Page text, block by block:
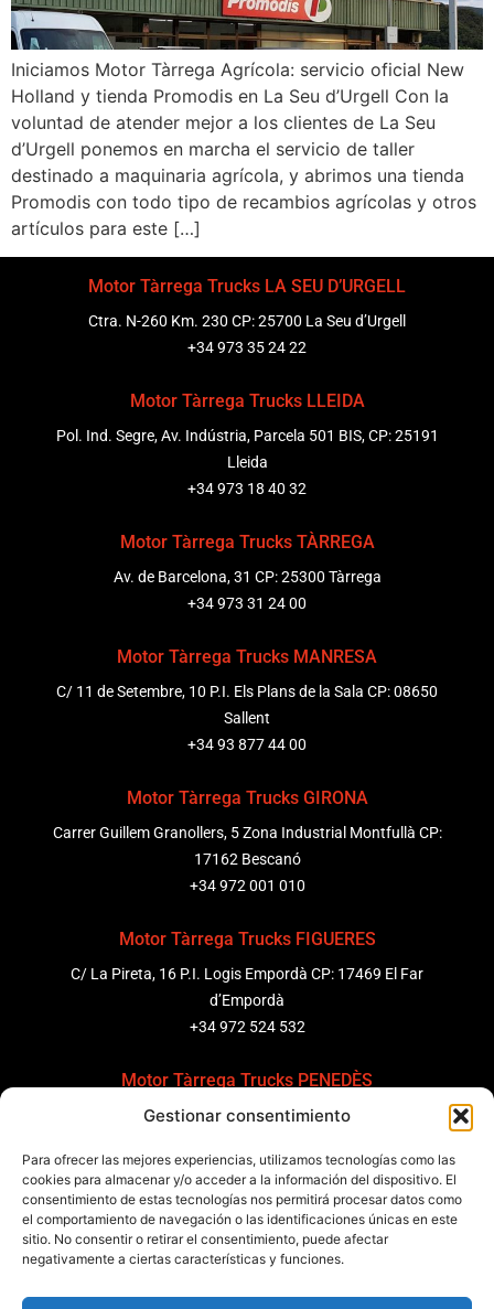
Gestionar consentimiento
Para ofrecer las mejores experiencias, utilizamos tecnologías como las
cookies para almacenar y/o acceder a la información del dispositivo. El
consentimiento de estas tecnologías nos permitirá procesar datos como
el comportamiento de navegación o las identificaciones únicas en este
sitio. No consentir o retirar el consentimiento, puede afectar
negativamente a ciertas características y funciones.
Iniciamos Motor Tàrrega Agrícola: servicio oficial New
Holland y tienda Promodis en La Seu d’Urgell Con la
voluntad de atender mejor a los clientes de La Seu
d’Urgell ponemos en marcha el servicio de taller
destinado a maquinaria agrícola, y abrimos una tienda
Promodis con todo tipo de recambios agrícolas y otros
artículos para este […]
Motor Tàrrega Trucks LA SEU D’URGELL
Ctra. N-260 Km. 230 CP: 25700 La Seu d’Urgell
+34 973 35 24 22
Motor Tàrrega Trucks LLEIDA
Pol. Ind. Segre, Av. Indústria, Parcela 501 BIS, CP: 25191
Lleida
+34 973 18 40 32
Motor Tàrrega Trucks TÀRREGA
Av. de Barcelona, 31 CP: 25300 Tàrrega
+34 973 31 24 00
Motor Tàrrega Trucks MANRESA
C/ 11 de Setembre, 10 P.I. Els Plans de la Sala CP: 08650
Sallent
+34 93 877 44 00
Motor Tàrrega Trucks GIRONA
Carrer Guillem Granollers, 5 Zona Industrial Montfullà CP:
17162 Bescanó
+34 972 001 010
Motor Tàrrega Trucks FIGUERES
C/ La Pireta, 16 P.I. Logis Empordà CP: 17469 El Far
d’Empordà
+34 972 524 532
Motor Tàrrega Trucks PENEDÈS
C/ Ponent 8, Pol. Ind. Sant Pere Molanta, CP: 08799
+34 931 69 11 91
Motor Tàrrega Trucks BARCELONA
Zona Franca, Carrer E, s/n 08040 Barcelona, España